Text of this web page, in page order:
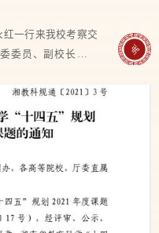
一行来我校考察交
委员、副校长郑聘
记...